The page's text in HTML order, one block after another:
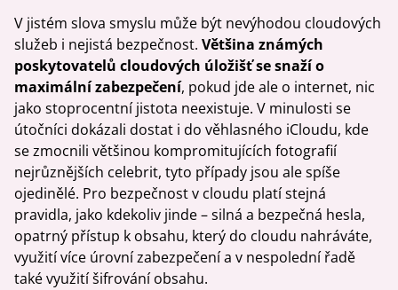
V jistém slova smyslu může být nevýhodou cloudových
služeb i nejistá bezpečnost. Většina známých
poskytovatelů cloudových úložišť se snaží o
maximální zabezpečení, pokud jde ale o internet, nic
jako stoprocentní jistota neexistuje. V minulosti se
útočníci dokázali dostat i do věhlasného iCloudu, kde
se zmocnili většinou kompromitujících fotografií
nejrůznějších celebrit, tyto případy jsou ale spíše
ojedinělé. Pro bezpečnost v cloudu platí stejná
pravidla, jako kdekoliv jinde – silná a bezpečná hesla,
opatrný přístup k obsahu, který do cloudu nahráváte,
využití více úrovní zabezpečení a v nespolední řadě
také využití šifrování obsahu.